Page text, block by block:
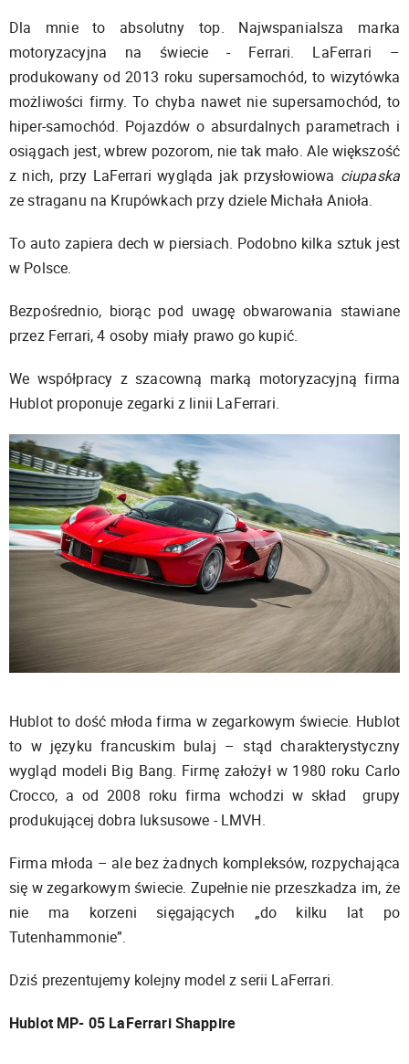
Dla mnie to absolutny top. Najwspanialsza marka
motoryzacyjna na świecie - Ferrari. LaFerrari –
produkowany od 2013 roku supersamochód, to wizytówka
możliwości firmy. To chyba nawet nie supersamochód, to
hiper-samochód. Pojazdów o absurdalnych parametrach i
osiągach jest, wbrew pozorom, nie tak mało. Ale większość
z nich, przy LaFerrari wygląda jak przysłowiowa ciupaska
ze straganu na Krupówkach przy dziele Michała Anioła.
To auto zapiera dech w piersiach. Podobno kilka sztuk jest
w Polsce.
Bezpośrednio, biorąc pod uwagę obwarowania stawiane
przez Ferrari, 4 osoby miały prawo go kupić.
We współpracy z szacowną marką motoryzacyjną firma
Hublot proponuje zegarki z linii LaFerrari.
Hublot to dość młoda firma w zegarkowym świecie. Hublot
to w języku francuskim bulaj – stąd charakterystyczny
wygląd modeli Big Bang. Firmę założył w 1980 roku Carlo
Crocco, a od 2008 roku firma wchodzi w skład grupy
produkującej dobra luksusowe - LMVH.
Firma młoda – ale bez żadnych kompleksów, rozpychająca
się w zegarkowym świecie. Zupełnie nie przeszkadza im, że
nie ma korzeni sięgających „do kilku lat po
Tutenhammonie”.
Dziś prezentujemy kolejny model z serii LaFerrari.
Hublot MP- 05 LaFerrari Shappire